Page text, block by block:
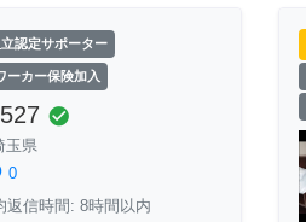
認定サポーター
ーカー保険加入
check_circle
玉県
0
返信時間: 8時間以内